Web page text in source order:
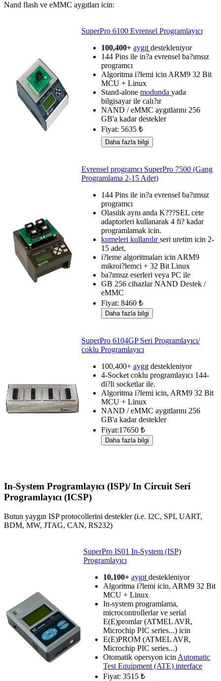
Nand flash ve eMMC aygıtları icin:
SuperPro 6100 Evrensel Programlayıcı
100,400+ aygıt destekleniyor
144 Pins ile in?a evrensel ba?ımsız
programcı
Algoritma i?lemi icin ARM9 32 Bit
MCU + Linux
Stand-alone modunda yada
bilgisayar ile calı?ır
NAND / eMMC aygıtlarını 256
GB'a kadar destekler
Fiyat: 5635 ₺
Evrensel programcı SuperPro 7500 (Gang
Programlama 2-15 Adet)
144 Pins ile in?a evrensel ba?ımsız
programcı
Olasılık aynı anda K???SEL cete
adaptorleri kullanarak 4 fi? kadar
programlamak icin.
kumeleri kullanılırseri uretim icin 2-
15 adet,
i?leme algoritmaları icin ARM9
mikroi?lemci + 32 Bit Linux
ba?ımsız eserleri veya PC ile
GB 256 cihazlar NAND Destek /
eMMC
Fiyat: 8460 ₺
SuperPro 6104GP Seri Programlayıcı/
coklu Programlayıcı
100,400+ aygıt destekleniyor
4-Socket coklu programlayıcı 144-
di?li socketlar ile.
Algoritma i?lemi icin, ARM9 32 Bit
MCU + Linux
NAND / eMMC aygıtlarını 256
GB'a kadar destekler
Fiyat:17650 ₺
In-System Programlayıcı (ISP)/ In Circuit Seri
Programlayıcı (ICSP)
Butun yaygın ISP protocollerini destekler (i.e. I2C, SPI, UART,
BDM, MW, JTAG, CAN, RS232)
SuperPro IS01 In-System (ISP)
Programlayıcı
10,100+ aygıt destekleniyor
Algoritma i?lemi icin, ARM9 32 Bit
MCU + Linux
In-system programlama,
microcontrollerlar ve serial
E(E)promlar (ATMEL AVR,
Microchip PIC series...) icin
E(E)PROM (ATMEL AVR,
Microchip PIC series...)
Otomatik opersyon icin Automatic
Test Equipment (ATE) interface
Fiyat: 3515 ₺